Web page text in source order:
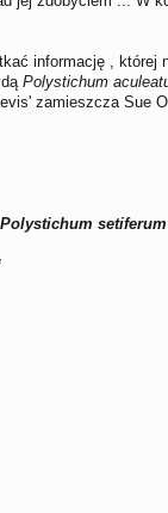
informację , której
Polystichum
zamieszcza Sue
Polystichum setiferum